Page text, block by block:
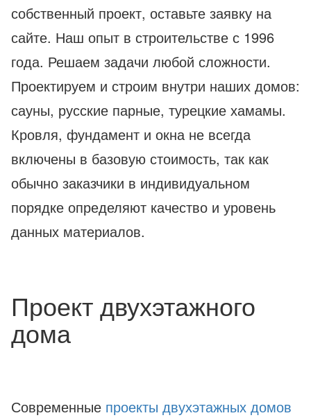
собственный проект, оставьте заявку на
сайте. Наш опыт в строительстве с 1996
года. Решаем задачи любой сложности.
Проектируем и строим внутри наших домов:
сауны, русские парные, турецкие хамамы.
Кровля, фундамент и окна не всегда
включены в базовую стоимость, так как
обычно заказчики в индивидуальном
порядке определяют качество и уровень
данных материалов.
Проект двухэтажного
дома
Современные проекты двухэтажных домов